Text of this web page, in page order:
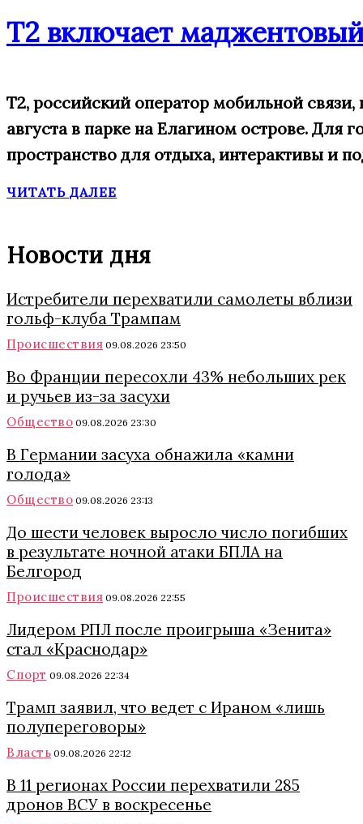
Т2 включает
Т2, российский оператор мобильной
августа в парке на Елагином острове. Для
пространство для отдыха, интерактивы и
ЧИТАТЬ ДАЛЕЕ
Новости дня
Истребители перехватили самолеты вблизи
гольф-клуба Трампам
Происшествия 09.08.2026 23:50
Во Франции пересохли 43% небольших рек
и ручьев из-за засухи
Общество 09.08.2026 23:30
В Германии засуха обнажила «камни
голода»
Общество 09.08.2026 23:13
До шести человек выросло число погибших
в результате ночной атаки БПЛА на
Белгород
Происшествия 09.08.2026 22:55
Лидером РПЛ после проигрыша «Зенита»
стал «Краснодар»
Спорт 09.08.2026 22:34
Трамп заявил, что ведет с Ираном «лишь
полупереговоры»
Власть 09.08.2026 22:12
В 11 регионах России перехватили 285
дронов ВСУ в воскресенье